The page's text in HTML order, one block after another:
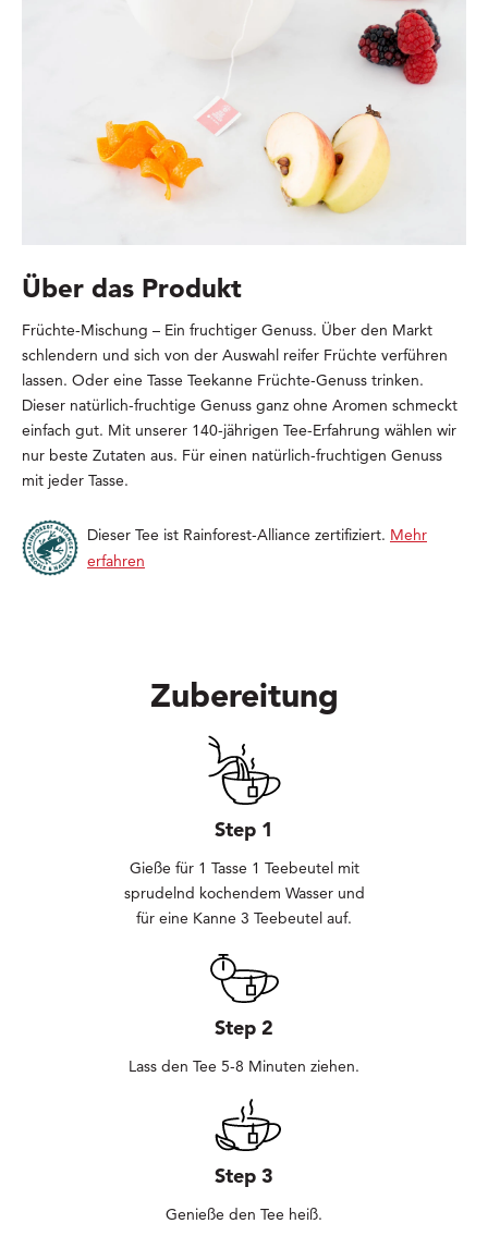
Über das Produkt
Früchte-Mischung – Ein fruchtiger Genuss. Über den Markt
schlendern und sich von der Auswahl reifer Früchte verführen
lassen. Oder eine Tasse Teekanne Früchte-Genuss trinken.
Dieser natürlich-fruchtige Genuss ganz ohne Aromen schmeckt
einfach gut. Mit unserer 140-jährigen Tee-Erfahrung wählen wir
nur beste Zutaten aus. Für einen natürlich-fruchtigen Genuss
mit jeder Tasse.
Dieser Tee ist Rainforest-Alliance zertifiziert. Mehr
erfahren
Zubereitung
Step 1
Gieße für 1 Tasse 1 Teebeutel mit
sprudelnd kochendem Wasser und
für eine Kanne 3 Teebeutel auf.
Step 2
Lass den Tee 5-8 Minuten ziehen.
Step 3
Genieße den Tee heiß.